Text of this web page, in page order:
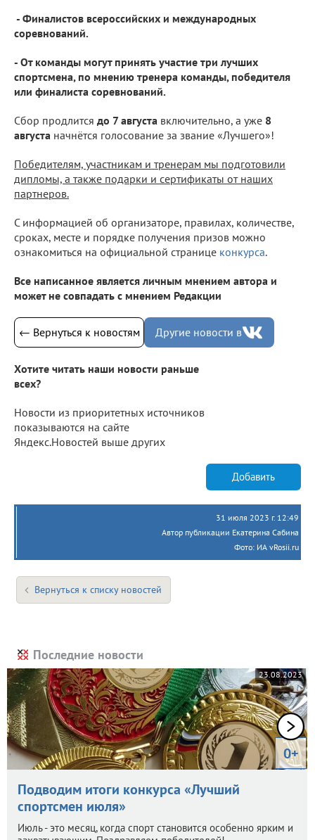
- Финалистов всероссийских и международных
соревнований.
- От команды могут принять участие три лучших
спортсмена, по мнению тренера команды, победителя
или финалиста соревнований.
Сбор продлится до 7 августа включительно, а уже 8
августа начнётся голосование за звание «Лучшего»!
Победителям, участникам и тренерам мы подготовили
дипломы, а также подарки и сертификаты от наших
партнеров.
С информацией об организаторе, правилах, количестве,
сроках, месте и порядке получения призов можно
ознакомиться на официальной странице конкурса.
Все написанное является личным мнением автора и
может не совпадать с мнением Редакции
← Вернуться к новостям Другие новости в
Хотите читать наши новости раньше
всех?
Новости из приоритетных источников
показываются на сайте
Яндекс.Новостей выше других
Добавить
31 июля 2023 г. 12:49
Автор публикации Екатерина Сабина
Фото: ИА vRosii.ru
Вернуться к списку новостей
Последние новости
23.08.2023
0+
Подводим итоги конкурса «Лучший
спортсмен июля»
Июль - это месяц, когда спорт становится особенно ярким и